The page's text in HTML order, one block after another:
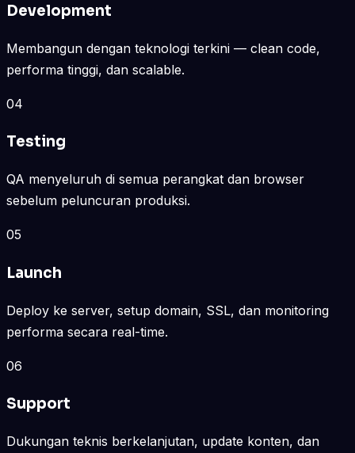
Development
Membangun dengan teknologi terkini — clean code,
performa tinggi, dan scalable.
04
Testing
QA menyeluruh di semua perangkat dan browser
sebelum peluncuran produksi.
05
Launch
Deploy ke server, setup domain, SSL, dan monitoring
performa secara real-time.
06
Support
Dukungan teknis berkelanjutan, update konten, dan